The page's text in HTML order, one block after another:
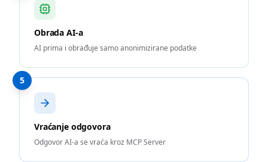
Obrada AI-a
AI prima i obrađuje samo anonimizirane podatke
5
Vraćanje odgovora
Odgovor AI-a se vraća kroz MCP Server